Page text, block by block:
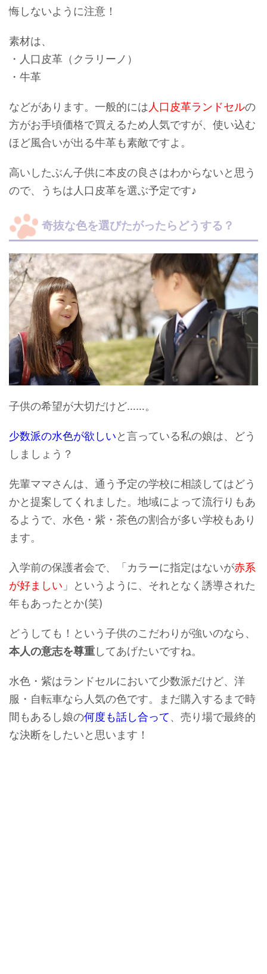
悔しないように注意！
素材は、
・人口皮革（クラリーノ）
・牛革
などがあります。一般的には 人口皮革ランドセルの
方がお手頃価格で買えるため人気ですが、使い込む
ほど風合いが出る牛革も素敵ですよ。
高いしたぶん子供に本皮の良さはわからないと思う
ので、うちは人口皮革を選ぶ予定です♪
奇抜な色を選びたがったらどうする？
子供の希望が大切だけど……。
少数派の水色が欲しいと言っている私の娘は、どう
しましょう？
先輩ママさんは、通う予定の学校に相談してはどう
かと提案してくれました。地域によって流行りもあ
るようで、水色・紫・茶色の割合が多い学校もあり
ます。
入学前の保護者会で、「カラーに指定はないが赤系
が好ましい 」というように、それとなく誘導された
年もあったとか(笑)
どうしても！という子供のこだわりが強いのなら、
本人の意志を尊重してあげたいですね。
水色・紫はランドセルにおいて少数派だけど、洋
服・自転車なら人気の色です。まだ購入するまで時
間もあるし娘の何度も話し合って、売り場で最終的
な決断をしたいと思います！